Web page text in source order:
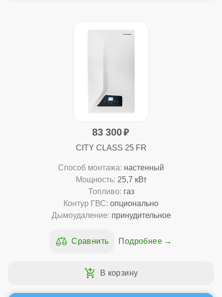
83 300
CITY CLASS 25 FR
Способ монтажа: настенный
Мощность: 25,7 кВт
Топливо: газ
Контур ГВС: опционально
Дымоудаление: принудительное
Подробнее